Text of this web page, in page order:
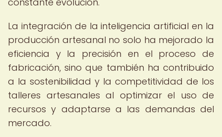
La integración de la inteligencia artificial en la
producción artesanal no solo ha mejorado la
eficiencia y la precisión en el proceso de
fabricación, sino que también ha contribuido
a la sostenibilidad y la competitividad de los
talleres artesanales al optimizar el uso de
recursos y adaptarse a las demandas del
mercado.